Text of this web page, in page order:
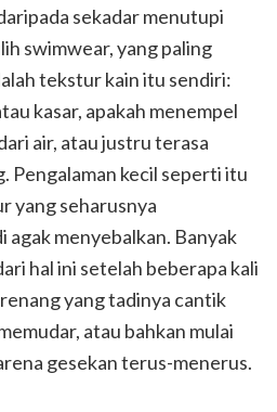
sekadar menutupi
swimwear, yang paling
tekstur kain itu sendiri:
kasar, apakah menempel
air, atau justru terasa
Pengalaman kecil seperti itu
yang seharusnya
agak menyebalkan. Banyak
hal ini setelah beberapa kali
yang tadinya cantik
atau bahkan mulai
gesekan terus-menerus.